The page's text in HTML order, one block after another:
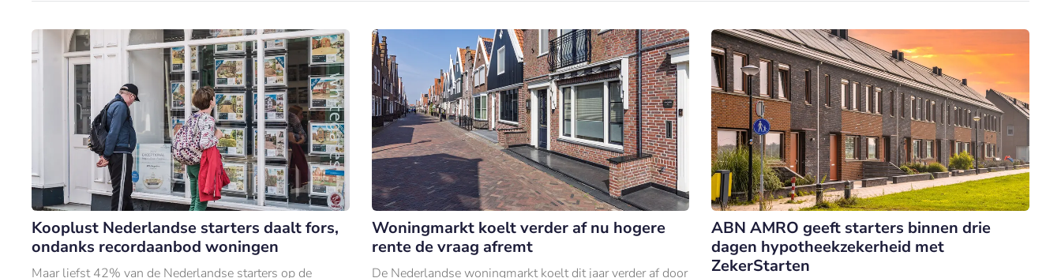
Kooplust Nederlandse starters daalt fors,
ondanks recordaanbod woningen
Maar liefst 42% van de Nederlandse starters op de
Woningmarkt koelt verder af nu hogere
rente de vraag afremt
De Nederlandse woningmarkt koelt dit jaar verder af door
ABN AMRO geeft starters binnen drie
dagen hypotheekzekerheid met
ZekerStarten